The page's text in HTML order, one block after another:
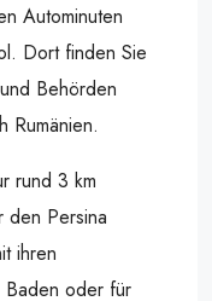
Autominuten
Dort finden Sie
Behörden
Rumänien.
rund 3 km
den Persina
ihren
oder für